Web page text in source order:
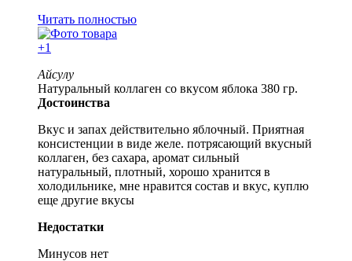
Читать полностью
+1
Айсулу
Натуральный коллаген со вкусом яблока 380 гр.
Достоинства
Вкус и запах действительно яблочный. Приятная
консистенции в виде желе. потрясающий вкусный
коллаген, без сахара, аромат сильный
натуральный, плотный, хорошо хранится в
холодильнике, мне нравится состав и вкус, куплю
еще другие вкусы
Недостатки
Минусов нет